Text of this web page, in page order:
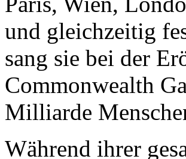
und gleichzeitig
sang sie bei der
Commonwealth
Milliarde
Während ihrer